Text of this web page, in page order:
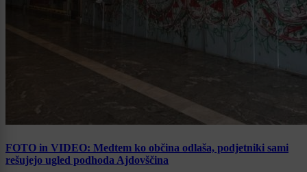
FOTO in VIDEO: Medtem ko občina odlaša, podjetniki sami
rešujejo ugled podhoda Ajdovščina